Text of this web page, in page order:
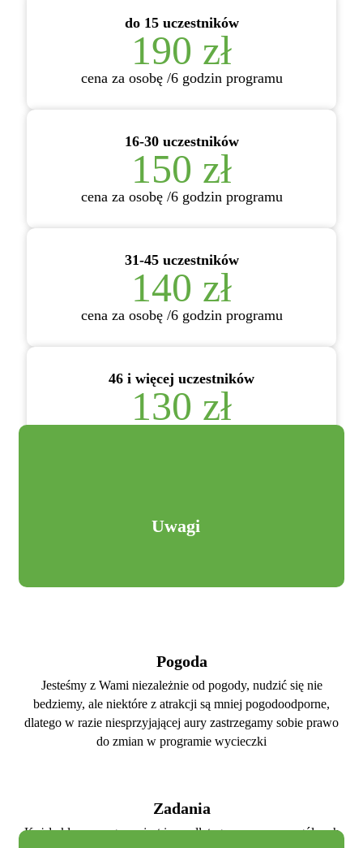
do 15 uczestników
190 zł
cena za osobę /6 godzin programu
16-30 uczestników
150 zł
cena za osobę /6 godzin programu
31-45 uczestników
140 zł
cena za osobę /6 godzin programu
46 i więcej uczestników
130 zł
Uwagi
Pogoda
Jesteśmy z Wami niezależnie od pogody, nudzić się nie
bedziemy, ale niektóre z atrakcji są mniej pogodoodporne,
dlatego w razie niesprzyjającej aury zastrzegamy sobie prawo
do zmian w programie wycieczki
Zadania
Każda klasa czy grupa jest inna, dlatego czas poszczególnych